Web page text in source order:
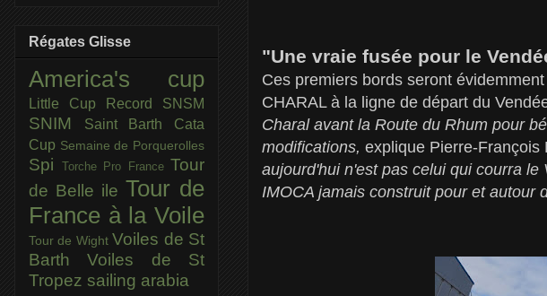
"Une vraie fusée pour le
Ces premiers bords seront
CHARAL à la ligne de départ du
Charal avant la Route du Rhum pour
modifications, explique Pierre-François
aujourd'hui n'est pas celui qui courra
IMOCA jamais construit pour et autour
Régates Glisse
America's cup
Little Cup Record SNSM
SNIM
Saint Barth Cata
Cup Semaine de Porquerolles
Spi Torche Pro France Tour
de Belle ile Tour de
France à la Voile
Tour de Wight Voiles de St
BarthVoiles de St
Tropez sailing arabia